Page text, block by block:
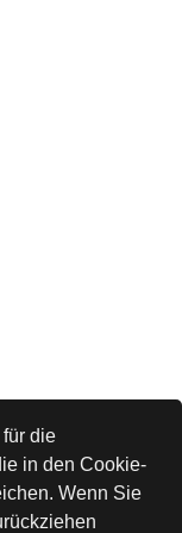
die
in den Cookie-
Wenn Sie